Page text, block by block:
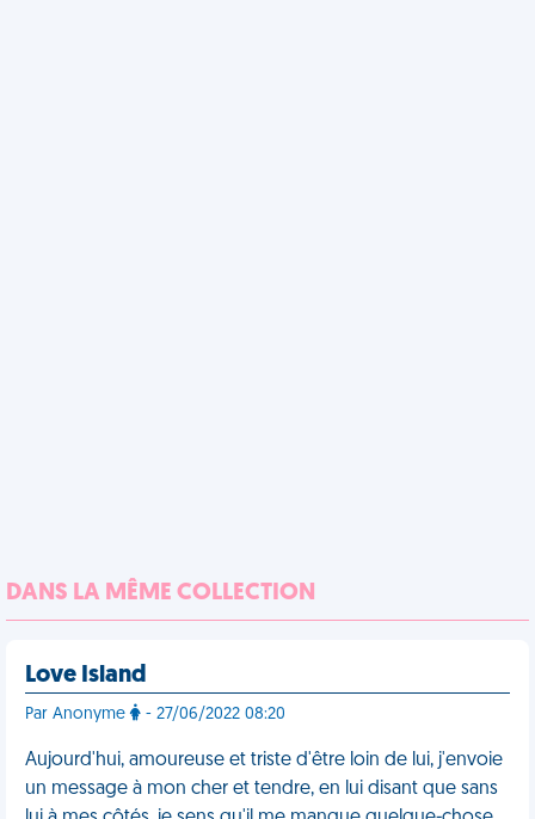
DANS LA MÊME COLLECTION
Love Island
Par Anonyme - 27/06/2022 08:20
Aujourd'hui, amoureuse et triste d'être loin de lui, j'envoie
un message à mon cher et tendre, en lui disant que sans